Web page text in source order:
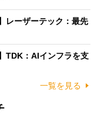
レーザーテック：最先
TDK：AIインフラを支
一覧を見る